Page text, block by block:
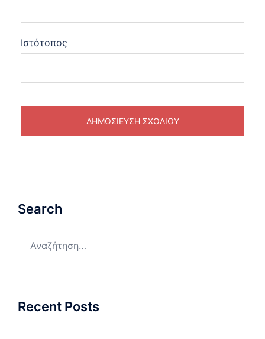
Ιστότοπος
Search
Recent Posts